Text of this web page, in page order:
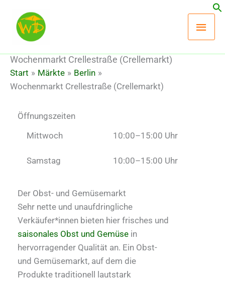
Inhalt
springen
Wochenmarkt Crellestraße (Crellemarkt)
Start Märkte
Berlin
Wochenmarkt Crellestraße (Crellemarkt)
Öffnungszeiten
Mittwoch
10:00–15:00 Uhr
Samstag 10:00–15:00 Uhr
Der Obst- und Gemüsemarkt
Sehr nette und unaufdringliche
Verkäufer*innen bieten hier frisches und
saisonales Obst und Gemüse in
hervorragender Qualität an. Ein Obst-
und Gemüsemarkt, auf dem die
Produkte traditionell lautstark